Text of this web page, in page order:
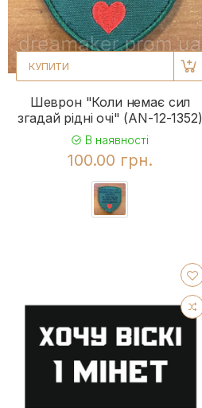
КУПИТИ
Шеврон "Коли немає сил
згадай рідні очі" (AN-12-1352)
В наявності
100.00 грн.